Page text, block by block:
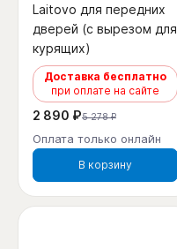
Laitovo для передних
дверей (с вырезом для
курящих)
Доставка бесплатно
при оплате на сайте
2 890 ₽5 278 ₽
Оплата только онлайн
В корзину